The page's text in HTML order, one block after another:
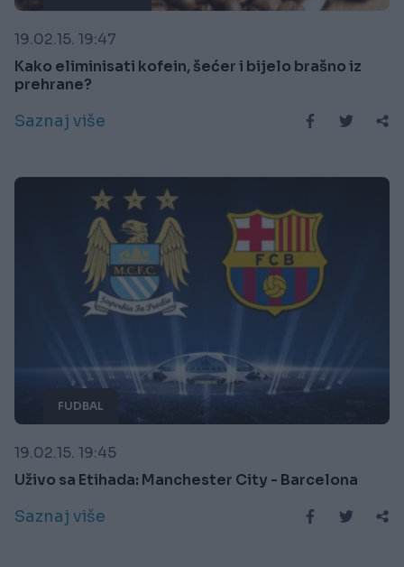
19.02.15. 19:47
Kako eliminisati kofein, šećer i bijelo brašno iz
prehrane?
Saznaj više
FUDBAL
19.02.15. 19:45
Uživo sa Etihada: Manchester City - Barcelona
Saznaj više